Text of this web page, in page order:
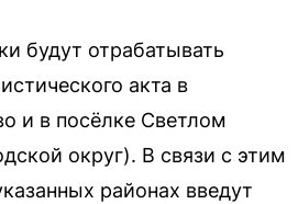
будут отрабатывать
акта в
и в посёлке Светлом
округ). В связи с этим
районах введут